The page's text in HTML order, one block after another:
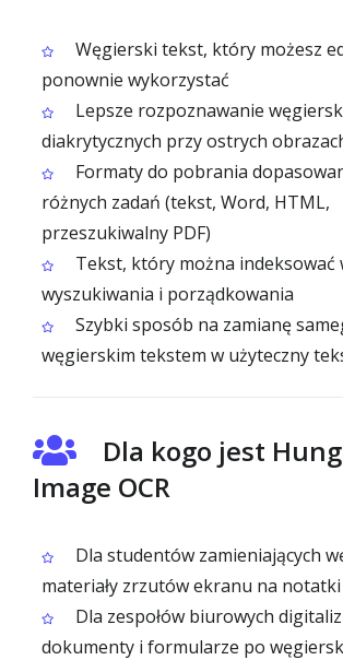
Węgierski tekst, który możesz
ponownie wykorzystać
Lepsze rozpoznawanie
diakrytycznych przy ostrych
Formaty do pobrania
różnych zadań (tekst, Word, HTML,
przeszukiwalny PDF)
Tekst, który można indeksować
wyszukiwania i porządkowania
Szybki sposób na zamianę
węgierskim tekstem w użyteczny
Dla kogo jest
Image OCR
Dla studentów zamieniających
materiały zrzutów ekranu na notatki
Dla zespołów biurowych
dokumenty i formularze po